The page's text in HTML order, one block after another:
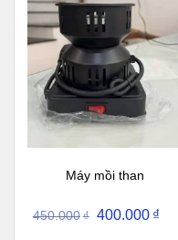
Máy mồi than
450.000 ₫ 400.000 ₫